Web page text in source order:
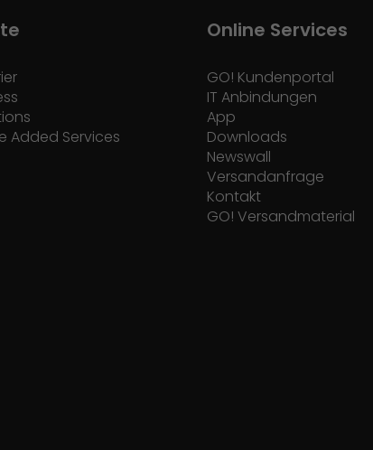
Added Services
Online Services
GO! Kundenportal
IT Anbindungen
App
Downloads
Newswall
Versandanfrage
Kontakt
GO! Versandmaterial